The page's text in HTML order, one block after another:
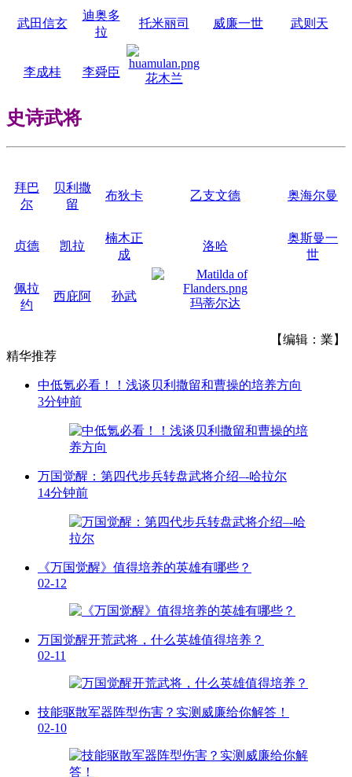
武田信玄
迪奥多
拉
托米丽司 威廉一世 武则天
李成桂 李舜臣 花木兰
史诗武将
拜巴
尔
贝利撒
留
布狄卡 乙支文德 奥海尔曼
贞德 凯拉
楠木正
成
洛哈
奥斯曼一
世
佩拉
约
西庇阿 孙武
玛蒂尔达
【编辑：業】
精华推荐
中低氪必看！！浅谈贝利撒留和曹操的培养方向
3分钟前
万国觉醒：第四代步兵转盘武将介绍–-哈拉尔
14分钟前
《万国觉醒》值得培养的英雄有哪些？
02-12
万国觉醒开荒武将，什么英雄值得培养？
02-11
技能驱散军器阵型伤害？实测威廉给你解答！
02-10